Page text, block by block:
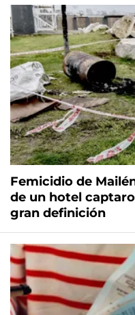
Femicidio de
de un hotel
gran definición